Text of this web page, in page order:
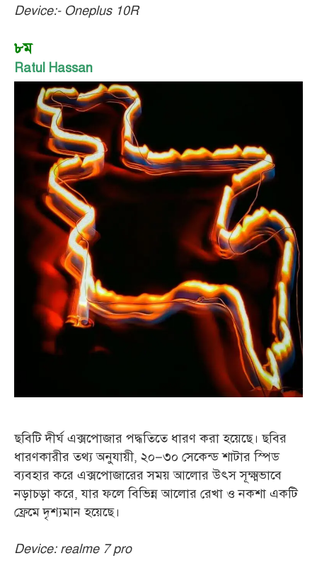
Device:- Oneplus 10R
৮ম
Ratul Hassan
ছবিটি দীর্ঘ এক্সপোজার পদ্ধতিতে ধারণ করা হয়েছে। ছবির
ধারণকারীর তথ্য অনুযায়ী, ২০–৩০ সেকেন্ড শাটার স্পিড
ব্যবহার করে এক্সপোজারের সময় আলোর উৎস সূক্ষ্মভাবে
নড়াচড়া করে, যার ফলে বিভিন্ন আলোর রেখা ও নকশা একটি
ফ্রেমে দৃশ্যমান হয়েছে।
Device: realme 7 pro